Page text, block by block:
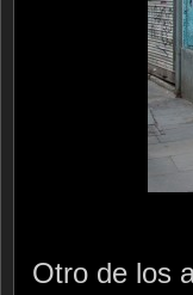
Otro de los